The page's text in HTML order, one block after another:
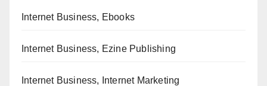
Internet Business, Ebooks
Internet Business, Ezine Publishing
Internet Business, Internet Marketing